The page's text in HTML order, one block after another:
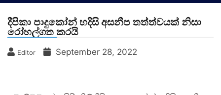
දීපිකා පාදුකෝන් හදිසි අසනීප තත්ත්වයක් නිසා
රෝහල්ගත කරයි
Editor September 28, 2022